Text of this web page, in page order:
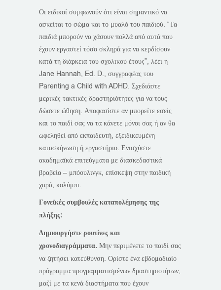
Οι ειδικοί συμφωνούν ότι είναι σημαντικό να
ασκείται το σώμα και το μυαλό του παιδιού. “Τα
παιδιά μπορούν να χάσουν πολλά από αυτά που
έχουν εργαστεί τόσο σκληρά για να κερδίσουν
κατά τη διάρκεια του σχολικού έτους”, λέει η
Jane Hannah, Ed. D., συγγραφέας του
Parenting a Child with ADHD. Σχεδιάστε
μερικές τακτικές δραστηριότητες για να τους
δώσετε ώθηση. Αποφασίστε αν μπορείτε εσείς
και το παιδί σας να τα κάνετε μόνοι σας ή αν θα
ωφεληθεί από εκπαιδευτή, εξειδικευμένη
κατασκήνωση ή εργαστήριο. Ενισχύστε
ακαδημαϊκά επιτεύγματα με διασκεδαστικά
βραβεία – μπόουλινγκ, επίσκεψη στην παιδική
χαρά, κολύμπι.
Γονεϊκές συμβουλές καταπολέμησης της
πλήξης:
Δημιουργήστε ρουτίνες και
χρονοδιαγράμματα. Μην περιμένετε το παιδί σας
να ζητήσει κατεύθυνση. Ορίστε ένα εβδομαδιαίο
πρόγραμμα προγραμματισμένων δραστηριοτήτων,
μαζί με τα κενά διαστήματα που έχουν